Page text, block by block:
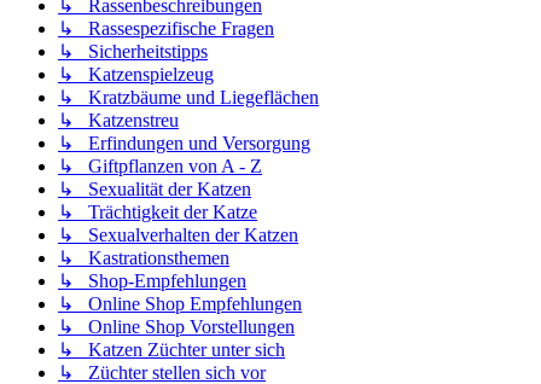
↳ Rassenbeschreibungen
↳ Rassespezifische Fragen
↳ Sicherheitstipps
↳ Katzenspielzeug
↳ Kratzbäume und Liegeflächen
↳ Katzenstreu
↳ Erfindungen und Versorgung
↳ Giftpflanzen von A - Z
↳ Sexualität der Katzen
↳ Trächtigkeit der Katze
↳ Sexualverhalten der Katzen
↳ Kastrationsthemen
↳ Shop-Empfehlungen
↳ Online Shop Empfehlungen
↳ Online Shop Vorstellungen
↳ Katzen Züchter unter sich
↳ Züchter stellen sich vor